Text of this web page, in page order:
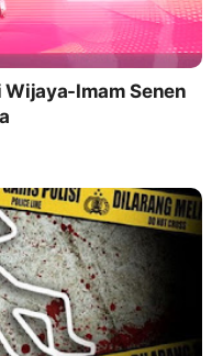
Wijaya-Imam Senen